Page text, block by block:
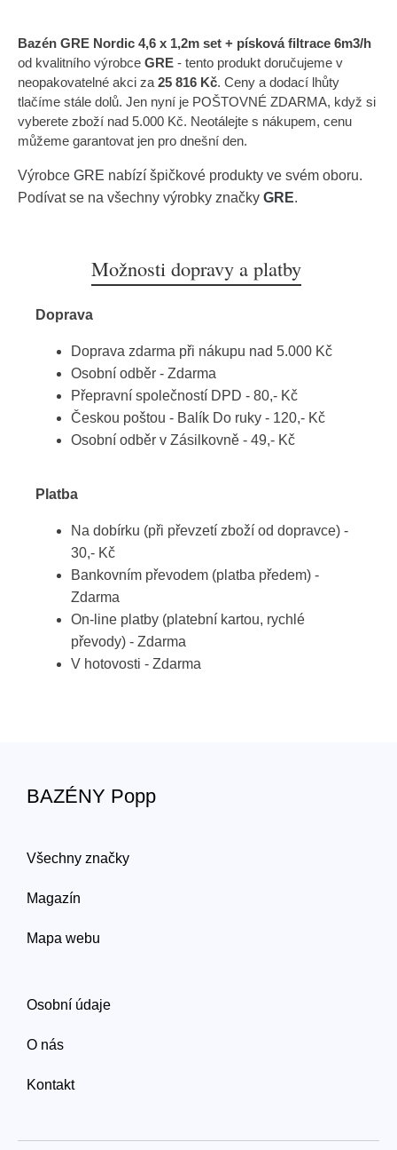
Bazén GRE Nordic 4,6 x 1,2m set + písková filtrace 6m3/h
od kvalitního výrobce GRE - tento produkt doručujeme v
neopakovatelné akci za 25 816 Kč. Ceny a dodací lhůty
tlačíme stále dolů. Jen nyní je POŠTOVNÉ ZDARMA, když si
vyberete zboží nad 5.000 Kč. Neotálejte s nákupem, cenu
můžeme garantovat jen pro dnešní den.
Výrobce GRE nabízí špičkové produkty ve svém oboru.
Podívat se na všechny výrobky značky GRE.
Možnosti dopravy a platby
Doprava
Doprava zdarma při nákupu nad 5.000 Kč
Osobní odběr - Zdarma
Přepravní společností DPD - 80,- Kč
Českou poštou - Balík Do ruky - 120,- Kč
Osobní odběr v Zásilkovně - 49,- Kč
Platba
Na dobírku (při převzetí zboží od dopravce) -
30,- Kč
Bankovním převodem (platba předem) -
Zdarma
On-line platby (platební kartou, rychlé
převody) - Zdarma
V hotovosti - Zdarma
BAZÉNY Popp
Všechny značky
Magazín
Mapa webu
Osobní údaje
O nás
Kontakt